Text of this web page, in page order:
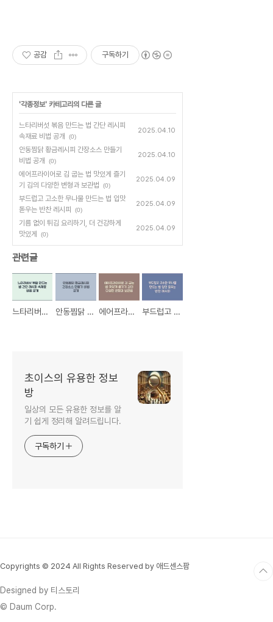
공감 구독하기
'각종정보' 카테고리의 다른 글
느타리버섯 볶음 만드는 법 간단 레시피
속재료 비법 공개
(0)
2025.04.10
안동찜닭 황금레시피 간장소스 만들기
비법 공개
(0)
2025.04.10
에어프라이어로 김 굽는 법 맛있게 즐기
기 김의 다양한 변형과 보관법
(0)
2025.04.09
부드럽고 고소한 무나물 만드는 법 입맛
돋우는 반찬 레시피
(0)
2025.04.09
기름 없이 튀김 요리하기, 더 건강하게
맛있게
(0)
2025.04.09
관련글
느타리버섯 볶음 만드는 법 간단 레시피 속재료 비법 공개 안동찜닭 황금레시피 간장소스 만들기 비법 공개 에어프라이어로 김 굽는 법 맛있게 즐기기 김의 다양한 변형과 보관법 부드럽고 고소한 무나물 만드는 법 입맛 돋우는 반찬 레시피
초이스의 유용한 정보
방
일상의 모든 유용한 정보를 알
기 쉽게 정리해 알려드립니다.
구독하기
Copyrights © 2024 All Rights Reserved by 애드센스팜
Designed by 티스토리
© Daum Corp.